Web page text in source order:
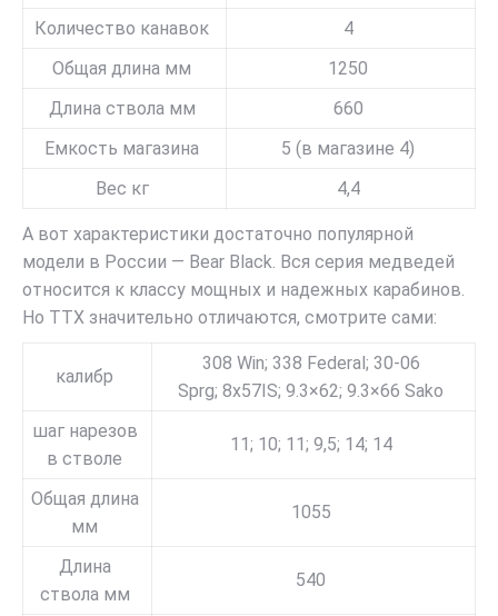
Количество канавок
4
Общая длина мм
1250
Длина ствола мм
660
Емкость магазина
5 (в магазине 4)
Вес кг
4,4
А вот характеристики достаточно популярной
модели в России — Bear Black. Вся серия медведей
относится к классу мощных и надежных карабинов.
Но ТТХ значительно отличаются, смотрите сами:
калибр
308 Win; 338 Federal; 30-06
Sprg; 8x57IS; 9.3×62; 9.3×66 Sako
шаг нарезов
в стволе
11; 10; 11; 9,5; 14; 14
Общая длина
мм
1055
Длина
ствола мм
540